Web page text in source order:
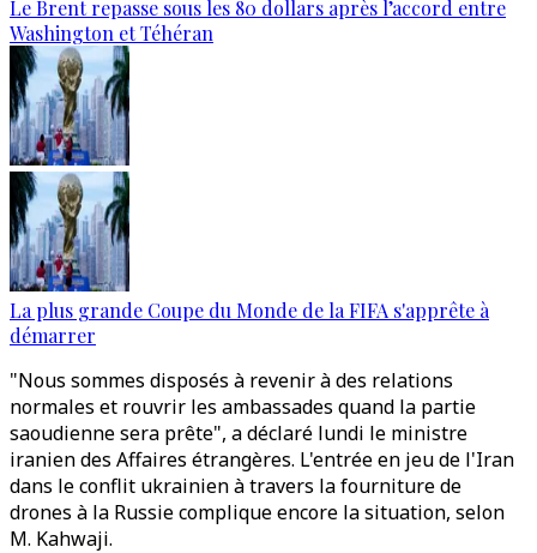
Le Brent repasse sous les 80 dollars après l’accord entre
Washington et Téhéran
La plus grande Coupe du Monde de la FIFA s'apprête à
démarrer
"Nous sommes disposés à revenir à des relations
normales et rouvrir les ambassades quand la partie
saoudienne sera prête", a déclaré lundi le ministre
iranien des Affaires étrangères. L'entrée en jeu de l'Iran
dans le conflit ukrainien à travers la fourniture de
drones à la Russie complique encore la situation, selon
M. Kahwaji.